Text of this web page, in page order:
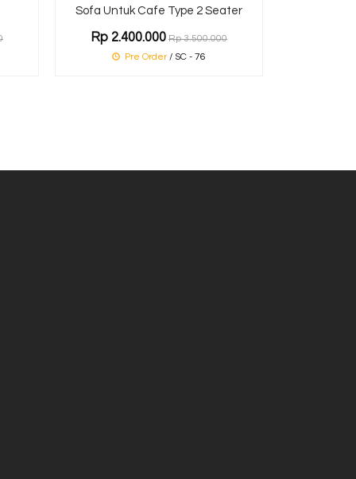
Sofa Untuk Cafe Type 2 Seater
Rp 2.400.000 Rp 3.500.000
Pre Order/ SC - 76